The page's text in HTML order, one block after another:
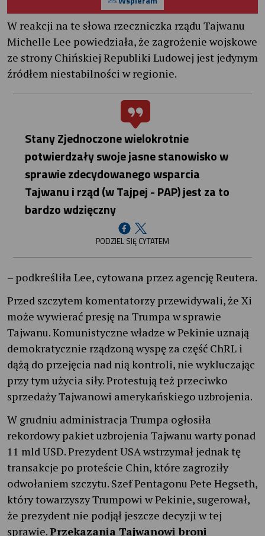
W reakcji na te słowa rzeczniczka rządu Tajwanu
Michelle Lee powiedziała, że zagrożenie wojskowe
ze strony Chińskiej Republiki Ludowej jest jedynym
źródłem niestabilności w regionie.
Stany Zjednoczone wielokrotnie
potwierdzały swoje jasne stanowisko w
sprawie zdecydowanego wsparcia
Tajwanu i rząd (w Tajpej - PAP) jest za to
bardzo wdzięczny
PODZIEL SIĘ CYTATEM
– podkreśliła Lee, cytowana przez agencję Reutera.
Przed szczytem komentatorzy przewidywali, że Xi
może wywierać presję na Trumpa w sprawie
Tajwanu. Komunistyczne władze w Pekinie uznają
demokratycznie rządzoną wyspę za część ChRL i
dążą do przejęcia nad nią kontroli, nie wykluczając
przy tym użycia siły. Protestują też przeciwko
sprzedaży Tajwanowi amerykańskiego uzbrojenia.
W grudniu administracja Trumpa ogłosiła
rekordowy pakiet uzbrojenia Tajwanu warty ponad
11 mld USD. Prezydent USA wstrzymał jednak tę
transakcje po proteście Chin, które zagroziły
odwołaniem szczytu. Szef Pentagonu Pete Hegseth,
który towarzyszy Trumpowi w Pekinie, sugerował,
że prezydent nie podjął jeszcze decyzji w tej
sprawie.Przekazania Tajwanowi broni